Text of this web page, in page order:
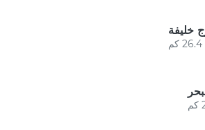
خليفة
26.4 كم